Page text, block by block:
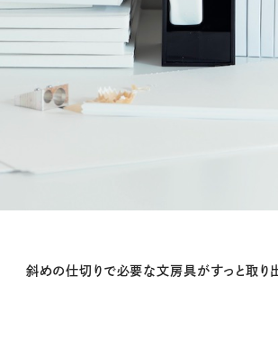
斜めの仕切りで必要な文房具がすっと取り